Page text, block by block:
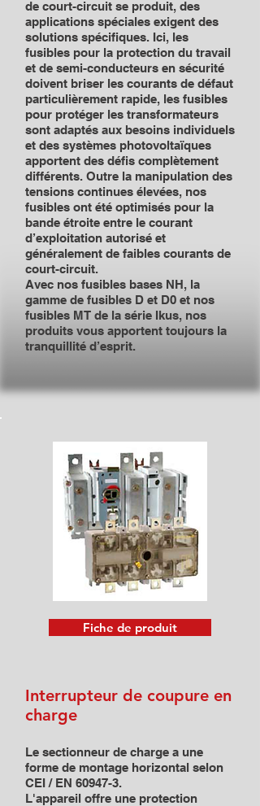
de court-circuit se produit, des
applications spéciales exigent des
solutions spécifiques. Ici, les
fusibles pour la protection du travail
et de semi-conducteurs en sécurité
doivent briser les courants de défaut
particulièrement rapide, les fusibles
pour protéger les transformateurs
sont adaptés aux besoins individuels
et des systèmes photovoltaïques
apportent des défis complètement
différents. Outre la manipulation des
tensions continues élevées, nos
fusibles ont été optimisés pour la
bande étroite entre le courant
d’exploitation autorisé et
généralement de faibles courants de
court-circuit.
Avec nos fusibles bases NH, la
gamme de fusibles D et D0 et nos
fusibles MT de la série Ikus, nos
produits vous apportent toujours la
tranquillité d’esprit.
Fiche de produit
Interrupteur de coupure en
charge
Le sectionneur de charge a une
forme de montage horizontal selon
CEI / EN 60947-3.
L'appareil offre une protection